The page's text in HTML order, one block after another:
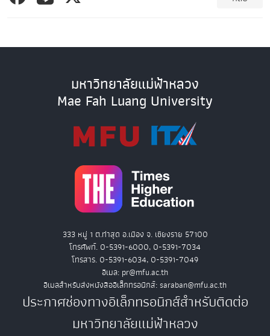
มหาวิทยาลัยแม่ฟ้าหลวง
Mae Fah Luang University
333 หมู่ 1 ต.ท่าสุด อ.เมือง จ. เชียงราย 57100
โทรศัพท์. 0-5391-6000, 0-5391-7034
โทรสาร. 0-5391-6034, 0-5391-7049
อีเมล: pr@mfu.ac.th
อีเมลสำหรับส่งหนังสืออิเล็กทรอนิกส์: saraban@mfu.ac.th
ประกาศช่องทางอิเล็กทรอนิกส์สำหรับติดต่อ
มหาวิทยาลัยแม่ฟ้าหลวง